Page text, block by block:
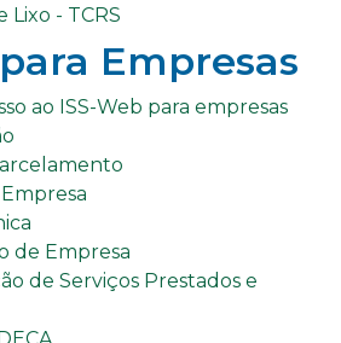
Lixo - TCRS
Empresas​
ao ISS-Web para empresas
de Empresa
de Serviços Prestados e